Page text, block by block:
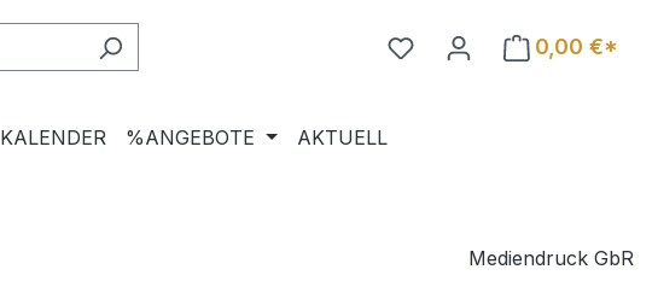
0,00 €*
KALENDER %ANGEBOTE AKTUELL
Mediendruck GbR